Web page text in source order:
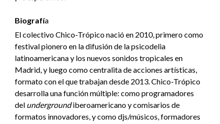
Biografía
El colectivo Chico-Trópico nació en 2010, primero como
festival pionero en la difusión de la psicodelia
latinoamericana y los nuevos sonidos tropicales en
Madrid, y luego como centralita de acciones artísticas,
formato con el que trabajan desde 2013. Chico-Trópico
desarrolla una función múltiple: como programadores
del undergroundiberoamericano y comisarios de
formatos innovadores, y como djs/músicos, formadores